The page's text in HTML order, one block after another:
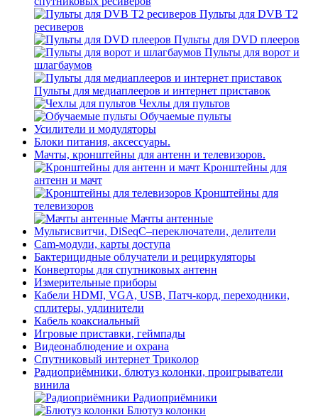
Пульты для DVB T2
ресиверов
Пульты для DVD плееров
Пульты для ворот и
шлагбаумов
Пульты для медиаплееров и интернет приставок
Чехлы для пультов
Обучаемые пульты
Усилители и модуляторы
Блоки питания, аксессуары.
Мачты, кронштейны для антенн и телевизоров.
Кронштейны для
антенн и мачт
Кронштейны для
телевизоров
Мачты антенные
Мультисвитчи, DiSeqC–переключатели, делители
Cam-модули, карты доступа
Бактерицидные облучатели и рециркуляторы
Конверторы для спутниковых антенн
Измерительные приборы
Кабели HDMI, VGA, USB, Патч-корд, переходники,
сплитеры, удлинители
Кабель коаксиальный
Игровые приставки, геймпады
Видеонаблюдение и охрана
Спутниковый интернет Триколор
Радиоприёмники, блютуз колонки, проигрыватели
винила
Радиоприёмники
Блютуз колонки